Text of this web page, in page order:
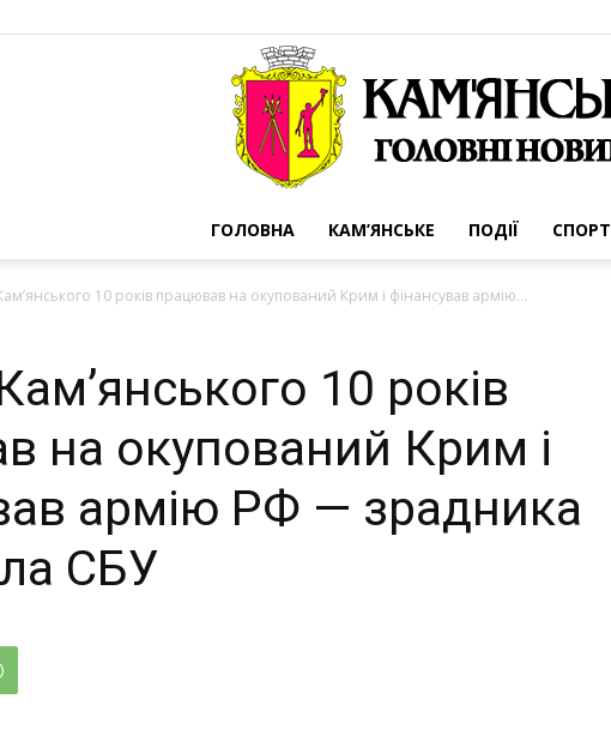
ГОЛОВНА КАМ’ЯНСЬКЕ ПОДІЇ СПОРТ
10 років працював на окупований Крим і фінансував армію...
10 років
на окупований Крим і
армію РФ — зрадника
СБУ